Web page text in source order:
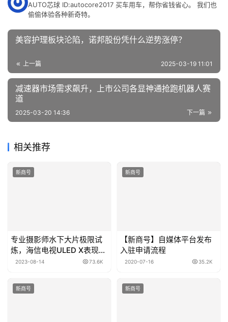
AUTO芯球 ID:autocore2017 买车用车，帮你省钱省心。 我们也
偷偷体验各种新奇特。
美容护理板块沦陷，诺邦股份凭什么逆势涨停？
上一篇 2025-03-19 11:01
减速器市场需求飙升，上市公司各显神通抢跑机器人赛
道
下一篇
2025-03-20 14:36
相关推荐
新商号
专业摄影师水下大片极限试
炼，海信电视ULED X表现超
越OLED和普通MiniLED
2023-08-14 73.6K
新商号
【新商号】自媒体平台发布
入驻申请流程
2020-07-16 35.2K
新商号 新商号